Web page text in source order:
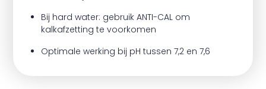
Bij hard water: gebruik ANTI-CAL om
kalkafzetting te voorkomen
Optimale werking bij pH tussen 7,2 en 7,6